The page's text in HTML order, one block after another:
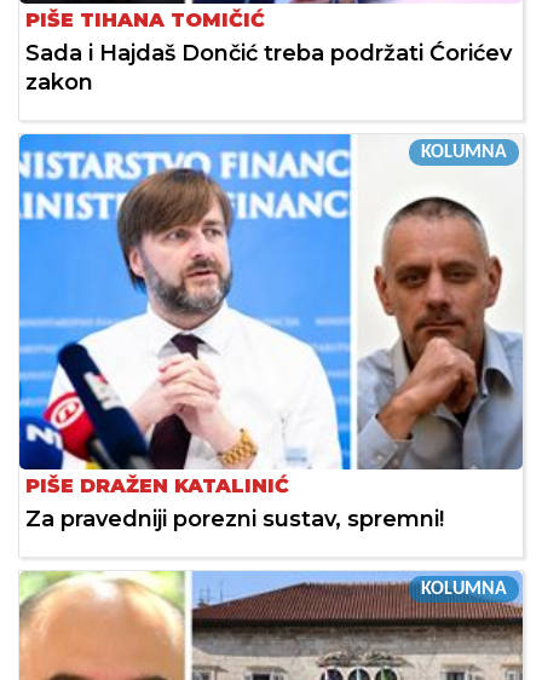
PIŠE TIHANA TOMIČIĆ
Sada i Hajdaš Dončić treba podržati Ćorićev
zakon
KOLUMNA
PIŠE DRAŽEN KATALINIĆ
Za pravedniji porezni sustav, spremni!
KOLUMNA